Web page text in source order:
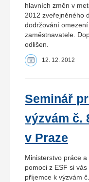
hlavních změn v
2012 zveřejněného
dodržování
zaměstnavatele.
odlišen.
12. 12. 2012
Seminář
výzvám č.
v Praze
Ministerstvo práce
pomoci z ESF si
příjemce k výzvám